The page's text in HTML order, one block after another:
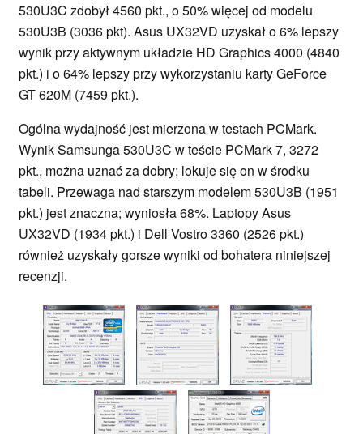
530U3C zdobył 4560 pkt., o 50% więcej od modelu
530U3B (3036 pkt). Asus UX32VD uzyskał o 6% lepszy
wynik przy aktywnym układzie HD Graphics 4000 (4840
pkt.) i o 64% lepszy przy wykorzystaniu karty GeForce
GT 620M (7459 pkt.).
Ogólna wydajność jest mierzona w testach PCMark.
Wynik Samsunga 530U3C w teście PCMark 7, 3272
pkt., można uznać za dobry; lokuje się on w środku
tabeli. Przewaga nad starszym modelem 530U3B (1951
pkt.) jest znaczna; wyniosła 68%. Laptopy Asus
UX32VD (1934 pkt.) i Dell Vostro 3360 (2526 pkt.)
również uzyskały gorsze wyniki od bohatera niniejszej
recenzji.